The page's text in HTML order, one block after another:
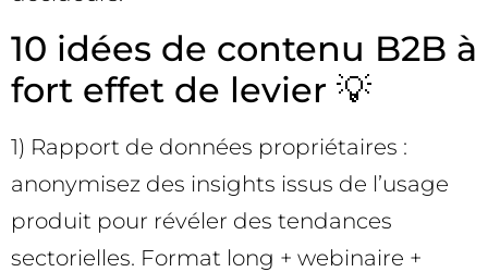
10 idées de contenu B2B à
fort effet de levier 💡
1) Rapport de données propriétaires :
anonymisez des insights issus de l’usage
produit pour révéler des tendances
sectorielles. Format long + webinaire +